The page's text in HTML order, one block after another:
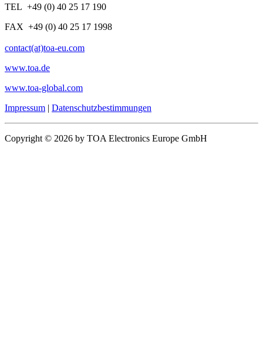
TEL +49 (0) 40 25 17 190
FAX +49 (0) 40 25 17 1998
contact(at)toa-eu.com
www.toa.de
www.toa-global.com
Impressum | Datenschutzbestimmungen
Copyright © 2026 by TOA Electronics Europe GmbH